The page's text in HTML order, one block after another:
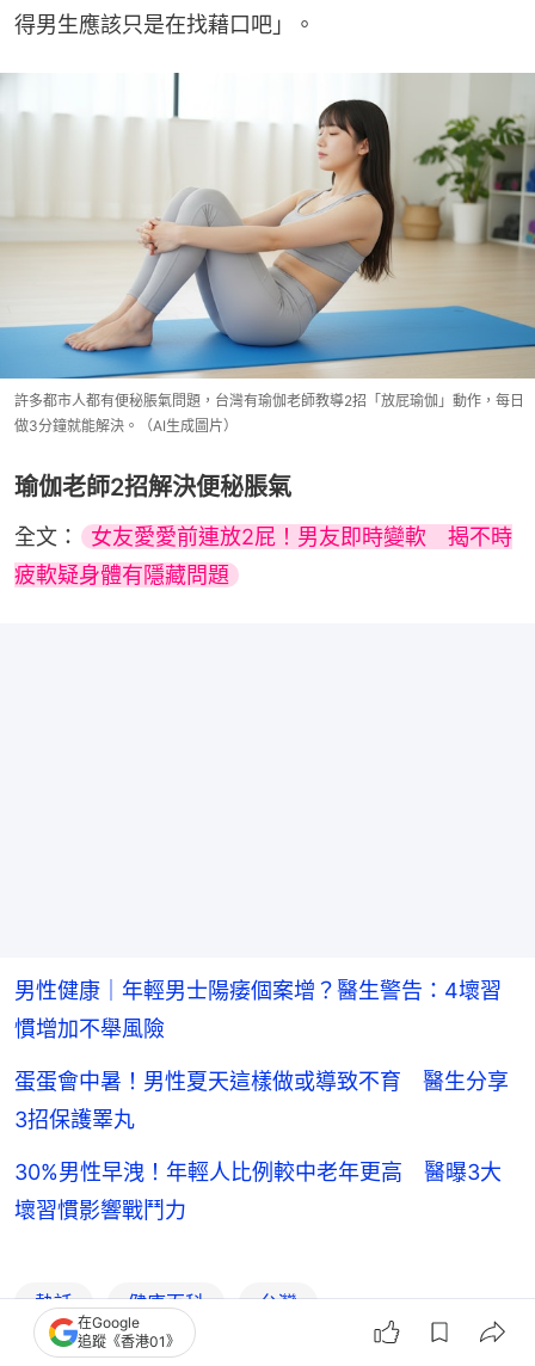
得男生應該只是在找藉口吧」。
許多都市人都有便秘脹氣問題，台灣有瑜伽老師教導2招「放屁瑜伽」動作，每日
做3分鐘就能解決。（AI生成圖片）
瑜伽老師2招解決便秘脹氣
全文：
女友愛愛前連放2屁！男友即時變軟　揭不時
疲軟疑身體有隱藏問題
男性健康｜年輕男士陽痿個案增？醫生警告：4壞習
慣增加不舉風險
蛋蛋會中暑！男性夏天這樣做或導致不育 醫生分享
3招保護睪丸
30%男性早洩！年輕人比例較中老年更高 醫曝3大
壞習慣影響戰鬥力
熱話 健康百科 台灣
在Google
追蹤《香港01》